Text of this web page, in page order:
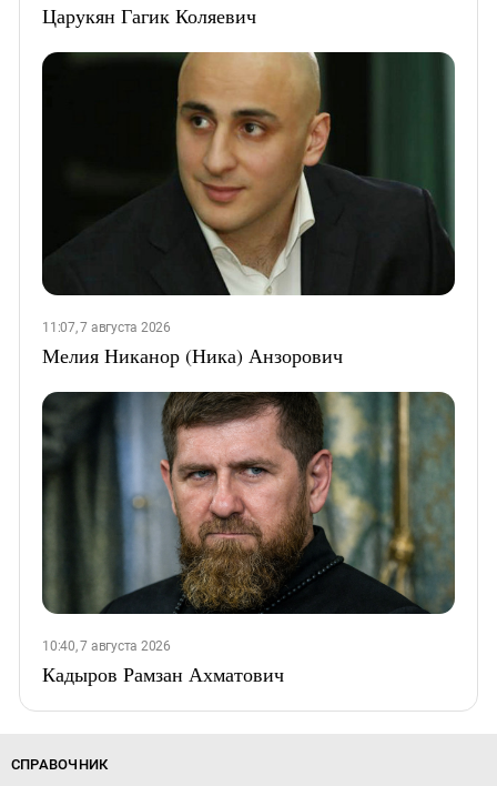
Царукян Гагик Коляевич
11:07, 7 августа 2026
Мелия Никанор (Ника) Анзорович
10:40, 7 августа 2026
Кадыров Рамзан Ахматович
СПРАВОЧНИК